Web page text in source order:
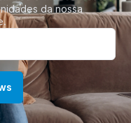
da nossa